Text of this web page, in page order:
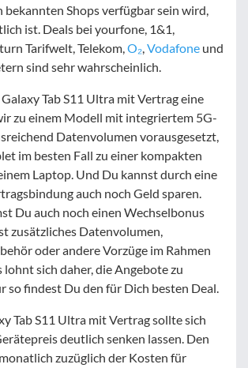
bekannten Shops verfügbar sein wird,
ist. Deals bei yourfone, 1&1,
Tarifwelt, Telekom,O₂,Vodafone und
sind sehr wahrscheinlich.
Tab S11 Ultra mit Vertrag eine
zu einem Modell mit integriertem 5G-
Datenvolumen vorausgesetzt,
im besten Fall zu einer kompakten
Laptop. Und Du kannst durch eine
auch noch Geld sparen.
Du auch noch einen Wechselbonus
zusätzliches Datenvolumen,
oder andere Vorzüge im Rahmen
lohnt sich daher, die Angebote zu
so findest Du den für Dich besten Deal.
Tab S11 Ultra mit Vertrag sollte sich
deutlich senken lassen. Den
zuzüglich der Kosten für